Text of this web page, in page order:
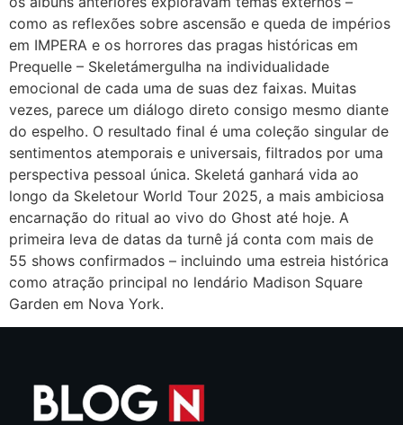
como as reflexões sobre ascensão e queda de impérios
em IMPERA e os horrores das pragas históricas em
Prequelle – Skeletámergulha na individualidade
emocional de cada uma de suas dez faixas. Muitas
vezes, parece um diálogo direto consigo mesmo diante
do espelho. O resultado final é uma coleção singular de
sentimentos atemporais e universais, filtrados por uma
perspectiva pessoal única. Skeletá ganhará vida ao
longo da Skeletour World Tour 2025, a mais ambiciosa
encarnação do ritual ao vivo do Ghost até hoje. A
primeira leva de datas da turnê já conta com mais de
55 shows confirmados – incluindo uma estreia histórica
como atração principal no lendário Madison Square
Garden em Nova York.